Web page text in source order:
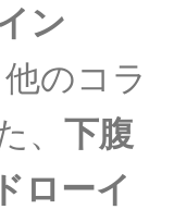
ン
のコラ
、 下腹
ローイ